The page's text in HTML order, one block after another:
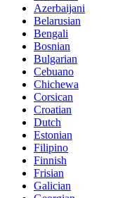
Azerbaijani
Belarusian
Bengali
Bosnian
Bulgarian
Cebuano
Chichewa
Corsican
Croatian
Dutch
Estonian
Filipino
Finnish
Frisian
Galician